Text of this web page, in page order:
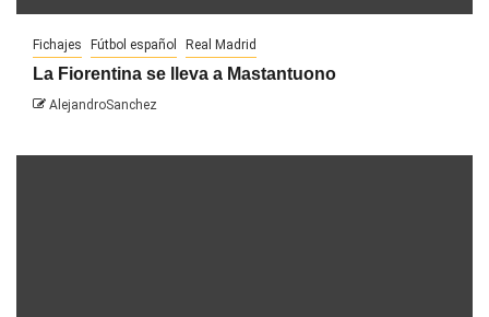
Fichajes Fútbol español Real Madrid
La Fiorentina se lleva a Mastantuono
AlejandroSanchez